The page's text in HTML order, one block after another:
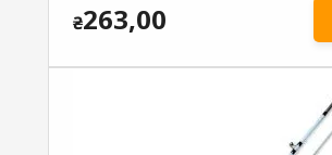
₴263,00